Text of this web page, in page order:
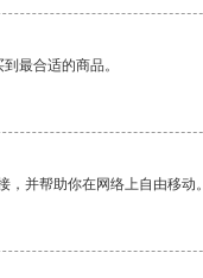
最合适的商品。
并帮助你在网络上自由移动。